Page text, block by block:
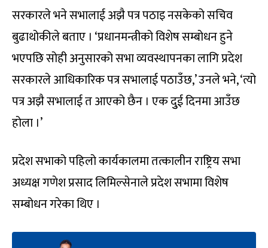
सरकारले भने सभालाई अझै पत्र पठाइ नसकेको सचिव
बुढाथोकीले बताए । ‘प्रधानमन्त्रीको विशेष सम्बोधन हुने
भएपछि सोही अनुसारको सभा व्यवस्थापनका लागि प्रदेश
सरकारले आधिकारिक पत्र सभालाई पठाउँछ,’ उनले भने, ‘त्यो
पत्र अझै सभालाई त आएको छैन । एक दुुई दिनमा आउँछ
होला ।’
प्रदेश सभाको पहिलो कार्यकालमा तत्कालीन राष्ट्रिय सभा
अध्यक्ष गणेश प्रसाद लिमिल्सेनाले प्रदेश सभामा विशेष
सम्बोधन गरेका थिए ।